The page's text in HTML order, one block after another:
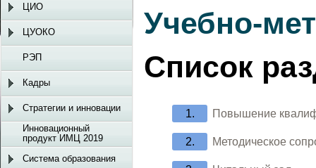
Учебно-
Список
Повышение
Методическое
ЦИО
ЦУОКО
РЭП
Кадры
Стратегии и инновации
Инновационный
продукт ИМЦ 2019
Система образования